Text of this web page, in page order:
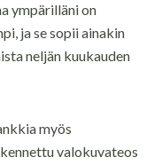
ympärilläni on
ja se sopii ainakin
neljän kuukauden
myös
valokuvateos